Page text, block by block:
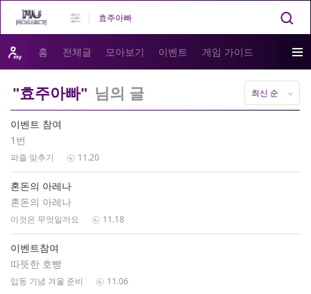
홈 전체글 모아보기 이벤트 게임 가이드
"효주아빠" 님의 글 최신 순
이벤트 참여
1번
퍼즐 맞추기 11.20
혼돈의 아레나
혼돈의 아레나
이것은 무엇일까요 11.18
이벤트참여
따뜻한 호빵
입동 기념 겨울 준비 11.06